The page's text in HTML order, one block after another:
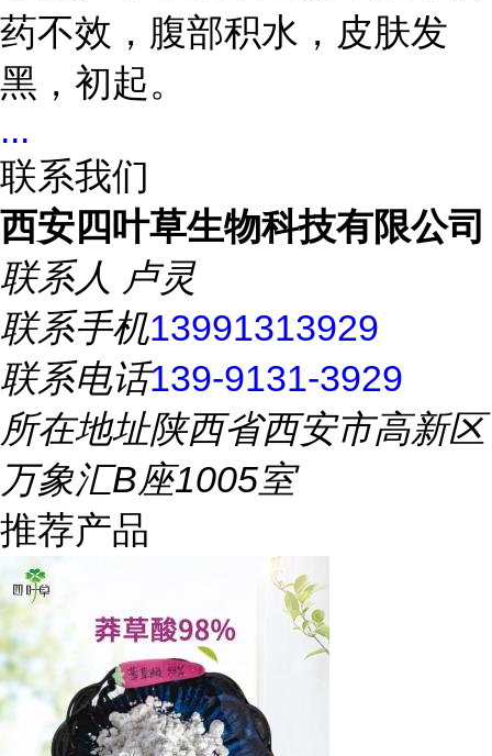
药不效，腹部积水，皮肤发
黑，初起。
...
联系我们
西安四叶草生物科技有限公司
联系人 卢灵
联系手机13991313929
联系电话139-9131-3929
所在地址陕西省西安市高新区
万象汇B座1005室
推荐产品